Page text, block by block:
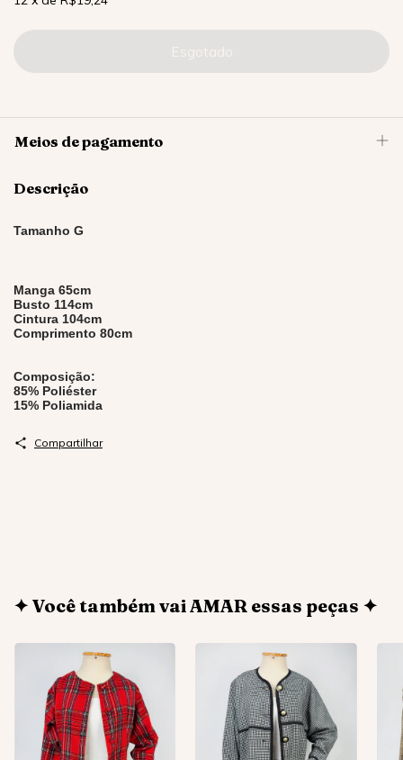
Meios de pagamento
Descrição
Tamanho G
Manga 65cm
Busto 114cm
Cintura 104cm
Comprimento 80cm
Composição:
85% Poliéster
15% Poliamida
Compartilhar
✦ Você também vai AMAR essas peças ✦